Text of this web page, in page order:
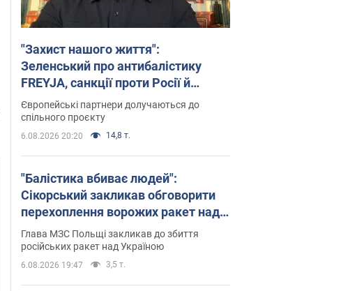
"Захист нашого життя":
Зеленський про антибалістику
FREYJA, санкції проти Росії й
підтримку аграріїв. Відео
Європейські партнери долучаються до
спільного проєкту
6.08.2026 20:20 14,8 т.
"Балістика вбиває людей":
Сікорський закликав обговорити
перехоплення ворожих ракет над
Україною
Глава МЗС Польщі закликав до збиття
російських ракет над Україною
6.08.2026 19:47 3,5 т.